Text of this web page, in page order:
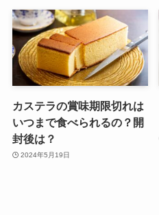
カステラの賞味期限切れは
いつまで食べられるの？開
封後は？
2024年5月19日